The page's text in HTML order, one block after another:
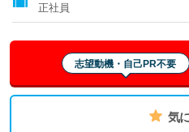
正社員
志望動機・自己PR不要
気